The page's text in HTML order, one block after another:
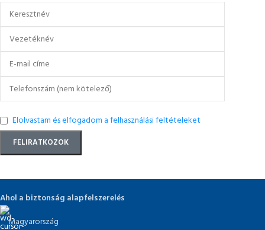
Elolvastam és elfogadom a felhasználási feltételeket
Ahol a biztonság alapfelszerelés
Magyarország